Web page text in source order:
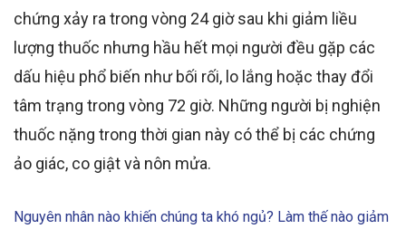
chứng xảy ra trong vòng 24 giờ sau khi giảm liều
lượng thuốc nhưng hầu hết mọi người đều gặp các
dấu hiệu phổ biến như bối rối, lo lắng hoặc thay đổi
tâm trạng trong vòng 72 giờ. Những người bị nghiện
thuốc nặng trong thời gian này có thể bị các chứng
ảo giác, co giật và nôn mửa.
Nguyên nhân nào khiến chúng ta khó ngủ? Làm thế nào giảm